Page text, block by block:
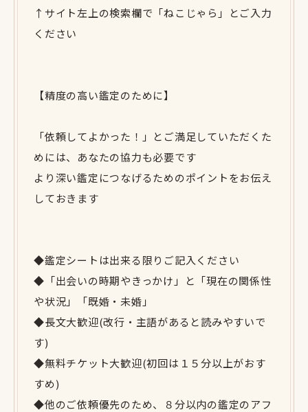
↑サイト左上の検索欄で「ねこじゃら」とご入力
ください
【精度の高い鑑定のために】
「依頼してよかった！」とご満足していただくた
めには、あなたの協力も必要です
より深い鑑定につなげるためのポイントをお伝え
しておきます
◆鑑定シートは出来る限りご記入ください
◆「出会いの時期やきっかけ」と「現在の関係性
や状況」「既婚・未婚」
◆長文大歓迎(改行・主語があると読みやすいで
す)
◆無料チケット大歓迎(初回は１５分以上がおす
すめ)
◆他のご依頼優先のため、８分以内の鑑定のアフ